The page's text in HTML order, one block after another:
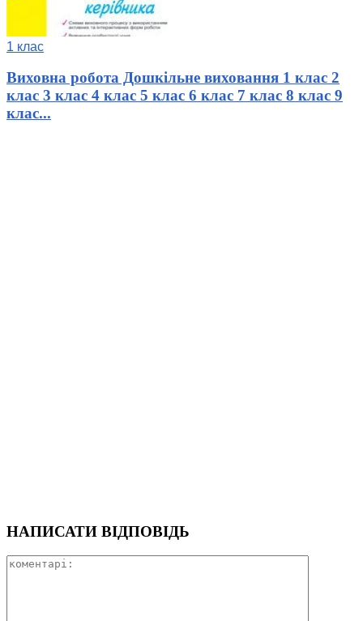
1 клас
Виховна робота Дошкільне виховання 1 клас 2
клас 3 клас 4 клас 5 клас 6 клас 7 клас 8 клас 9
клас...
НАПИСАТИ ВІДПОВІДЬ